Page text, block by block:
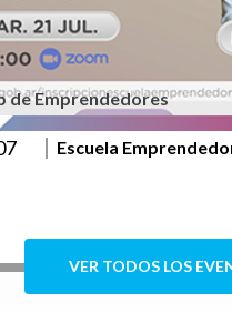
de Emprendedores
Escuela
VER TODOS LOS